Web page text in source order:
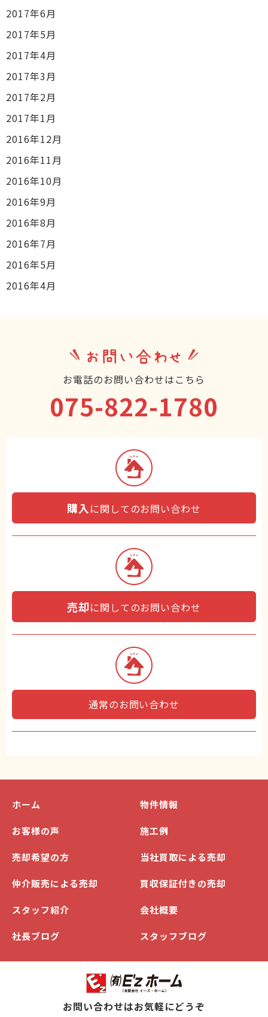
2017年6月
2017年5月
2017年4月
2017年3月
2017年2月
2017年1月
2016年12月
2016年11月
2016年10月
2016年9月
2016年8月
2016年7月
2016年5月
2016年4月
お問い合わせ
お電話のお問い合わせはこちら
075-822-1780
購入 に関してのお問い合わせ
売却に関してのお問い合わせ
通常のお問い合わせ
ホーム 物件情報
お客様の声 施工例
売却希望の方 当社買取による売却
仲介販売による売却 買収保証付きの売却
スタッフ紹介 会社概要
社長ブログ スタッフブログ
お問い合わせはお気軽にどうぞ